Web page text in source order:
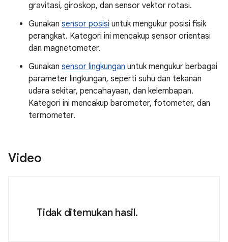
gravitasi, giroskop, dan sensor vektor rotasi.
Gunakan sensor posisi untuk mengukur posisi fisik
perangkat. Kategori ini mencakup sensor orientasi
dan magnetometer.
Gunakan sensor lingkungan untuk mengukur berbagai
parameter lingkungan, seperti suhu dan tekanan
udara sekitar, pencahayaan, dan kelembapan.
Kategori ini mencakup barometer, fotometer, dan
termometer.
Video
Tidak ditemukan hasil.